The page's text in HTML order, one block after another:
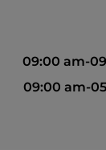
09:00 am-
09:00 am-